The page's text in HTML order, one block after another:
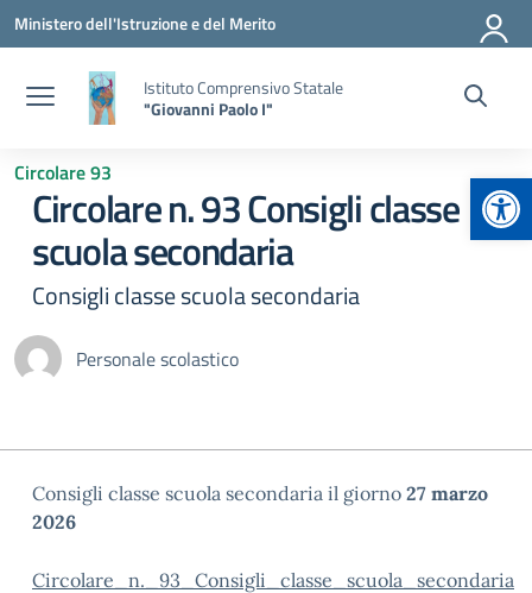
Vai ai contenuti
Vai al menu di navigazione
Vai al footer
Ministero dell'Istruzione e del Merito
Istituto Comprensivo Statale
"Giovanni Paolo I"
Circolare 93
Circolare n. 93 Consigli classe
scuola secondaria
Consigli classe scuola secondaria
Personale scolastico
Consigli classe scuola secondaria il giorno 27 marzo
2026
Circolare_n._93_Consigli_classe_scuola_secondaria